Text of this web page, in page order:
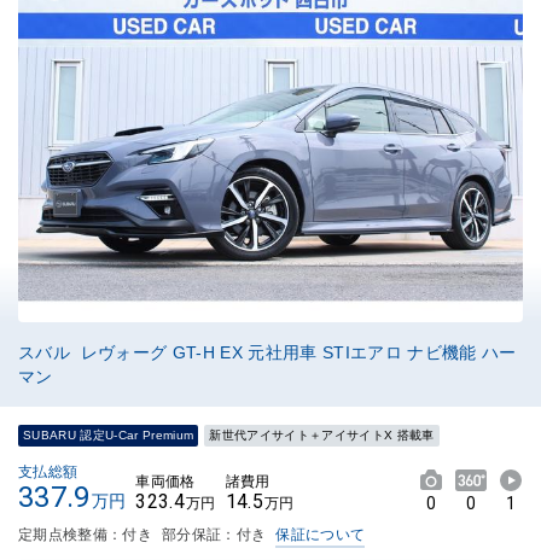
スバル レヴォーグ GT-H EX 元社用車 STIエアロ ナビ機能 ハー
マン
SUBARU 認定U-Car Premium 新世代アイサイト＋アイサイトX 搭載車
支払総額
337.9万円
車両価格
323.4万円
諸費用
14.5万円 0 0 1
定期点検整備：付き 部分保証：付き 保証について